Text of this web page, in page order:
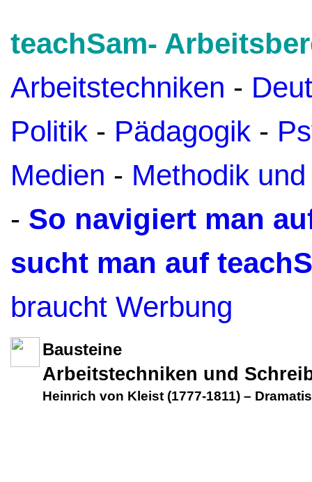
teachSam-
Arbeitstechniken -
Politik - Pädagogik -
Medien - Methodik
- So navigiert man
sucht man auf
braucht Werbung
Bausteine
Arbeitstechniken und
Heinrich von Kleist (1777-1811) –